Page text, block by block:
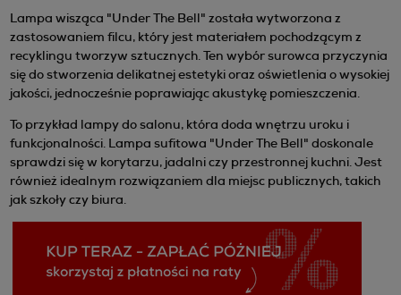
Lampa wisząca "Under The Bell" została wytworzona z
zastosowaniem filcu, który jest materiałem pochodzącym z
recyklingu tworzyw sztucznych. Ten wybór surowca przyczynia
się do stworzenia delikatnej estetyki oraz oświetlenia o wysokiej
jakości, jednocześnie poprawiając akustykę pomieszczenia.
To przykład lampy do salonu, która doda wnętrzu uroku i
funkcjonalności. Lampa sufitowa "Under The Bell" doskonale
sprawdzi się w korytarzu, jadalni czy przestronnej kuchni. Jest
również idealnym rozwiązaniem dla miejsc publicznych, takich
jak szkoły czy biura.